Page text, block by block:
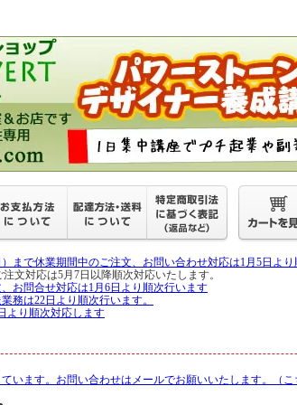
まで休業期間中のご注文、お問い合わせ対応は1月5日よ
文対応は5月7日以降順次対応いたします。
お問合せ対応は1月6日より順次行います
務は22日より順次行います。
より順次対応します
います。お問い合わせはメールでお願いいたします。（